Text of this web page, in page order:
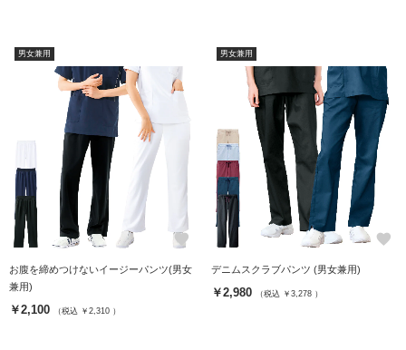
男女兼用
favorite
お腹を締めつけないイージーパンツ(男女
兼用)
￥2,100 （税込 ￥2,310 ）
男女兼用
favorite
デニムスクラブパンツ (男女兼用)
￥2,980 （税込 ￥3,278 ）